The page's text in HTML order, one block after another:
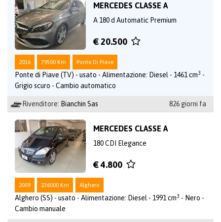
MERCEDES CLASSE A
A 180 d Automatic Premium
€ 20.500
2016 79500 Km Ponte Di Piave
Ponte di Piave (TV) - usato - Alimentazione: Diesel - 1461 cm3 -
Grigio scuro - Cambio automatico
Rivenditore: Bianchin Sas 826 giorni fa
MERCEDES CLASSE A
180 CDI Elegance
€ 4.800
2009 236000 Km Alghero
Alghero (SS) - usato - Alimentazione: Diesel - 1991 cm3 - Nero -
Cambio manuale